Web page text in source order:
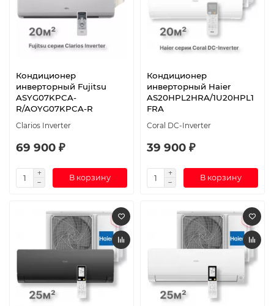
Кондиционер
инверторный Fujitsu
ASYG07KPCA-
R/AOYG07KPCA-R
Clarios Inverter
69 900 ₽
В корзину
Кондиционер
инверторный Haier
AS20HPL2HRA/1U20HPL1
FRA
Coral DC-Inverter
39 900 ₽
В корзину